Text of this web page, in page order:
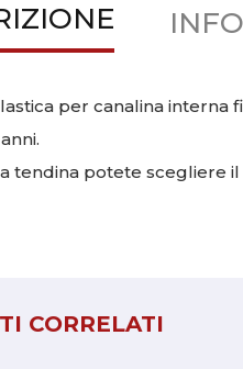
per canalina interna
tendina potete scegliere
CORRELATI